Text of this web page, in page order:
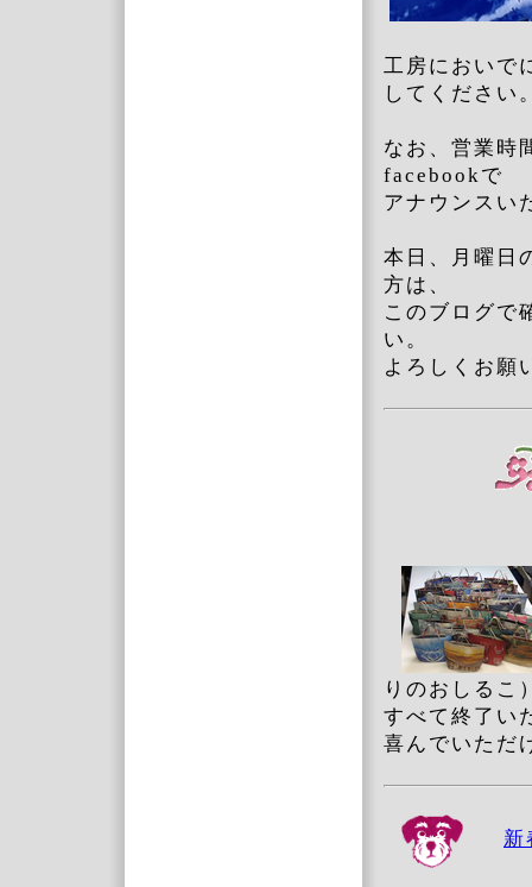
工房においで
してください
なお、営業時
facebookで
アナウンスい
本日、月曜日
方は、
このブログで
い。
よろしくお願
りのおしるこ
すべて終了い
喜んでいただ